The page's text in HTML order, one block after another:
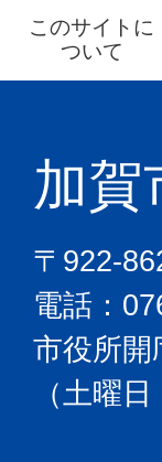
このサイトに
ついて
加賀
〒922-
電話：
市役所開
（土曜